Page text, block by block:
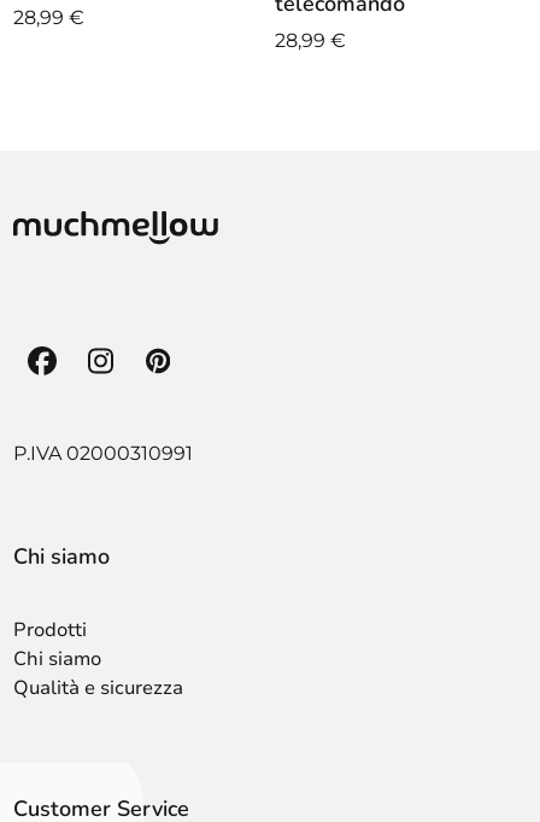
28,99€
28,99 €
Facebook
Instagram
Pinterest
P.IVA 02000310991
Chi siamo
Prodotti
Chi siamo
Qualità e sicurezza
Customer Service